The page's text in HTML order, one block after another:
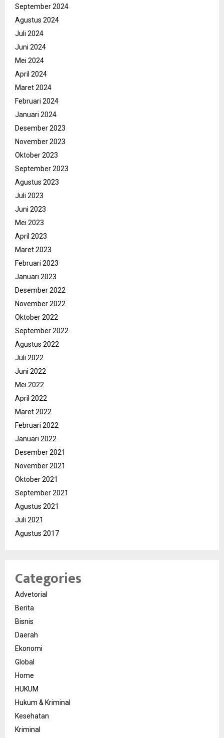
September 2024
Agustus 2024
Juli 2024
Juni 2024
Mei 2024
April 2024
Maret 2024
Februari 2024
Januari 2024
Desember 2023
November 2023
Oktober 2023
September 2023
Agustus 2023
Juli 2023
Juni 2023
Mei 2023
April 2023
Maret 2023
Februari 2023
Januari 2023
Desember 2022
November 2022
Oktober 2022
September 2022
Agustus 2022
Juli 2022
Juni 2022
Mei 2022
April 2022
Maret 2022
Februari 2022
Januari 2022
Desember 2021
November 2021
Oktober 2021
September 2021
Agustus 2021
Juli 2021
Agustus 2017
Categories
Advetorial
Berita
Bisnis
Daerah
Ekonomi
Global
Home
HUKUM
Hukum & Kriminal
Kesehatan
Kriminal